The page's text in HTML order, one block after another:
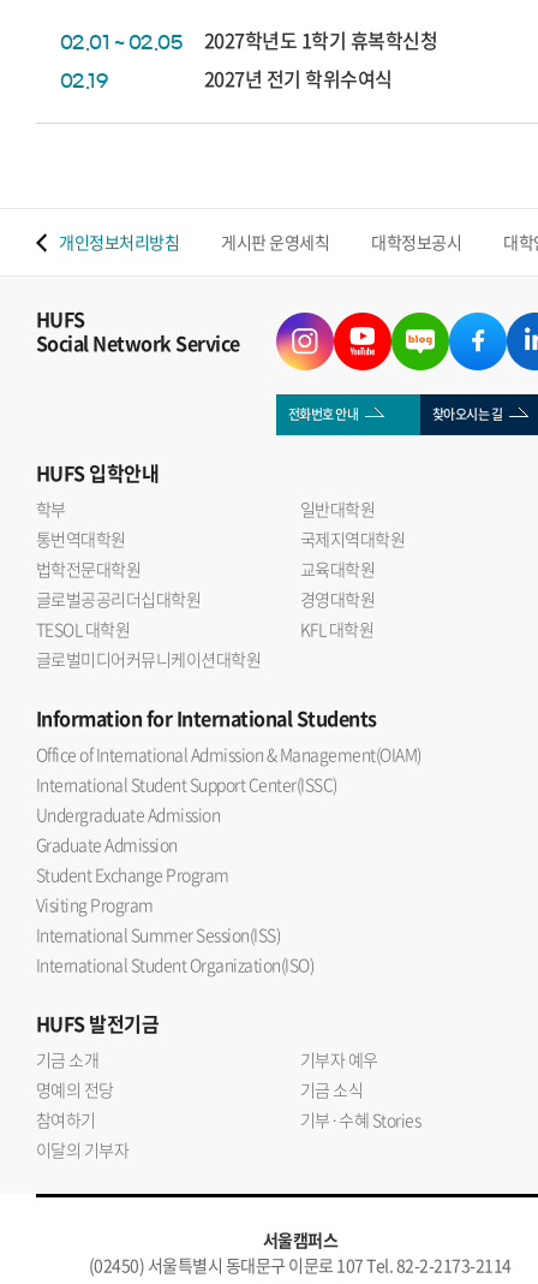
02.01 ~ 02.05 2027학년도 1학기 휴복학신청
02.19 2027년 전기 학위수여식
개인정보처리방침 게시판 운영세칙 대학정보공시 대
HUFS
Social Network Service
전화번호 안내 찾아오시는 길
HUFS입학안내
학부
일반대학원
통번역대학원
국제지역대학원
법학전문대학원
교육대학원
글로벌공공리더십대학원
경영대학원
TESOL 대학원
KFL 대학원
글로벌미디어커뮤니케이션대학원
Informationfor International Students
Office of International Admission & Management(OIAM)
International Student Support Center(ISSC)
Undergraduate Admission
Graduate Admission
Student Exchange Program
Visiting Program
International Summer Session(ISS)
International Student Organization(ISO)
HUFS발전기금
기금 소개
기부자 예우
명예의 전당
기금 소식
참여하기
기부·수혜 Stories
이달의 기부자
서울캠퍼스
(02450) 서울특별시 동대문구 이문로 107 Tel. 82-2-2173-2114